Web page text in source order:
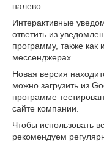
налево.
Интерактивные
ответить из
программу, также как
мессенджерах.
Новая версия
можно загрузить из
программе
сайте компании.
Чтобы использовать
рекомендуем